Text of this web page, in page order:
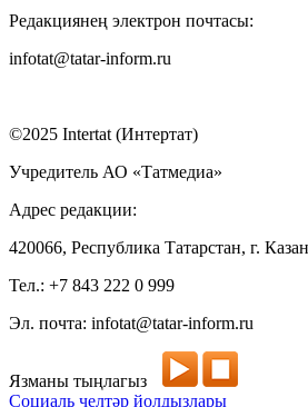
Редакциянең электрон почтасы:
infotat@tatar-inform.ru
©2025 Intertat (Интертат)
Учредитель АО «Татмедиа»
Адрес редакции:
420066, Республика Татарстан, г.
Тел.: +7 843 222 0 999
Эл. почта: infotat@tatar-inform.ru
Язманы тыңлагыз
Социаль челтәр йолдызлары